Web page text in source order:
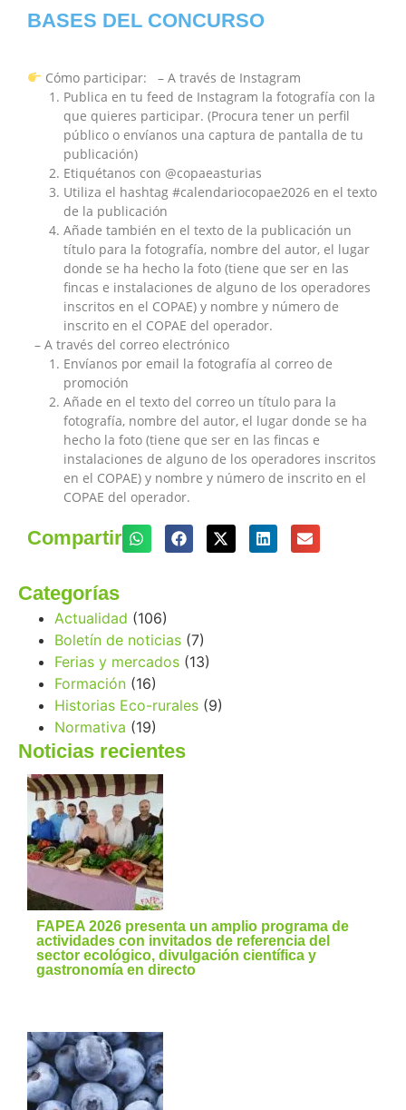
BASES DEL CONCURSO
Cómo participar: – A través de Instagram
Publica en tu feed de Instagram la fotografía con la
que quieres participar. (Procura tener un perfil
público o envíanos una captura de pantalla de tu
publicación)
Etiquétanos con @copaeasturias
Utiliza el hashtag #calendariocopae2026 en el texto
de la publicación
Añade también en el texto de la publicación un
título para la fotografía, nombre del autor, el lugar
donde se ha hecho la foto (tiene que ser en las
fincas e instalaciones de alguno de los operadores
inscritos en el COPAE) y nombre y número de
inscrito en el COPAE del operador.
– A través del correo electrónico
Envíanos por email la fotografía al correo de
promoción
Añade en el texto del correo un título para la
fotografía, nombre del autor, el lugar donde se ha
hecho la foto (tiene que ser en las fincas e
instalaciones de alguno de los operadores inscritos
en el COPAE) y nombre y número de inscrito en el
COPAE del operador.
Compartir
Categorías
Actualidad (106)
Boletín de noticias (7)
Ferias y mercados (13)
Formación (16)
Historias Eco-rurales (9)
Normativa (19)
Noticias recientes
FAPEA 2026 presenta un amplio programa de
actividades con invitados de referencia del
sector ecológico, divulgación científica y
gastronomía en directo